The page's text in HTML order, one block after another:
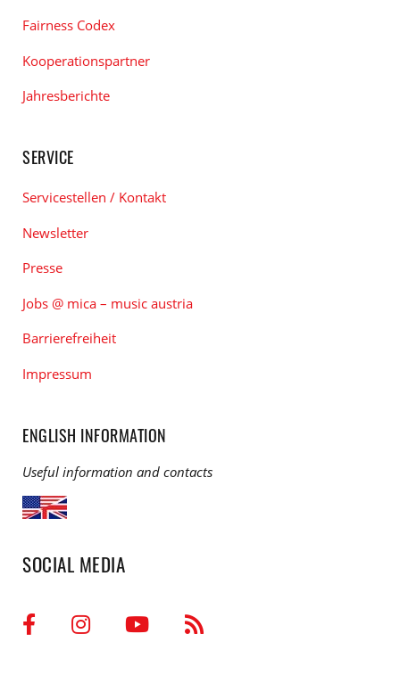
Fairness Codex
Kooperationspartner
Jahresberichte
SERVICE
Servicestellen / Kontakt
Newsletter
Presse
Jobs @ mica – music austria
Barrierefreiheit
Impressum
ENGLISH INFORMATION
Useful information and contacts
SOCIAL MEDIA